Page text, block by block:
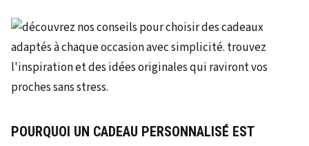
POURQUOI UN CADEAU PERSONNALISÉ EST